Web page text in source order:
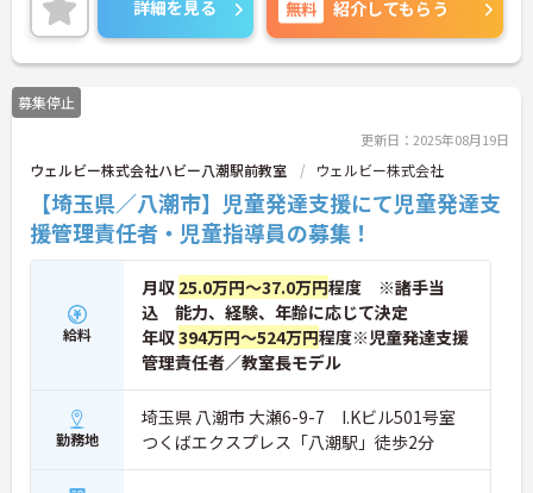
ご興味のある方には、面接対策ポイントなど、さら
に詳細をご案内しますのでお気軽にご相談くださ
い！
詳細を見る 無料 紹介してもらう
募集停止
更新日：2025年08月19日
ウェルビー株式会社ハビー八潮駅前教室 ウェルビー株式会社
【埼玉県／八潮市】児童発達支援にて児童発達支
援管理責任者・児童指導員の募集！
給料
月収 25.0万円～37.0万円程度 ※諸手当
込 能力、経験、年齢に応じて決定
年収394万円～524万円程度※児童発達支援
管理責任者／教室長モデル
勤務地
埼玉県 八潮市 大瀬6-9-7 I.Kビル501号室
つくばエクスプレス「八潮駅」徒歩2分